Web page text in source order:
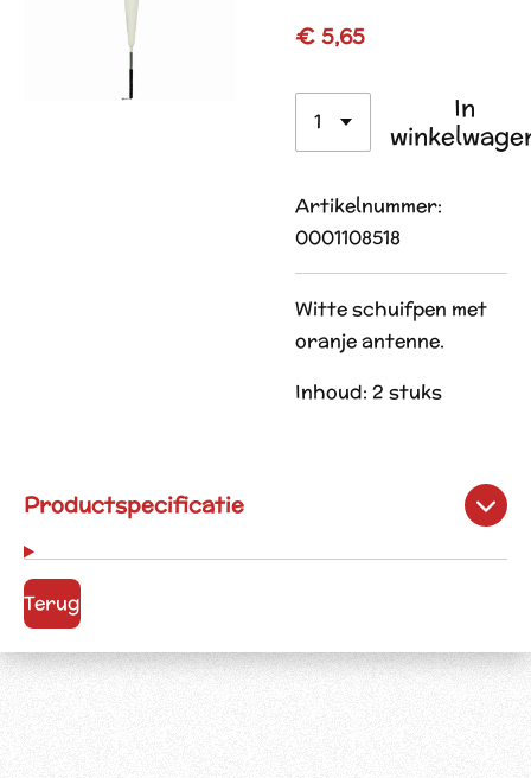
€ 5,65
In
Artikelnummer:
0001108518
Witte schuifpen met
oranje antenne.
Inhoud: 2 stuks
Productspecificatie
Terug